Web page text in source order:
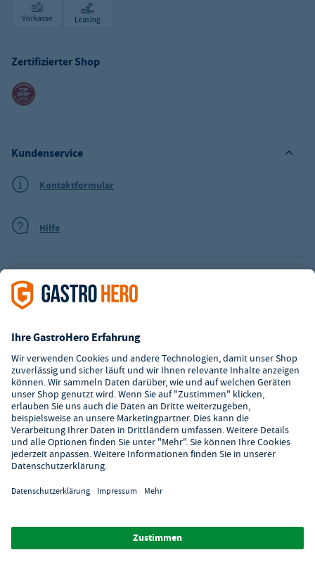
Zertifizierter Shop
Digitaler Showroom
Kundenservice
Kontaktformular
Hilfe
Alle Abbildungen ähnlich. Einige Zahlungsarten
könnenZusatzkosten verursachen.
² Unverbindl. Preisempfehlung des Herstellers
*Ab einem Mbw. von 350€ netto. Bis dahin gelten Versandkosten
i.H.v. 7,90€ (zzgl. Mwst.)
**Die Tiefpreisgarantie ist nicht mit anderen Aktionen oder